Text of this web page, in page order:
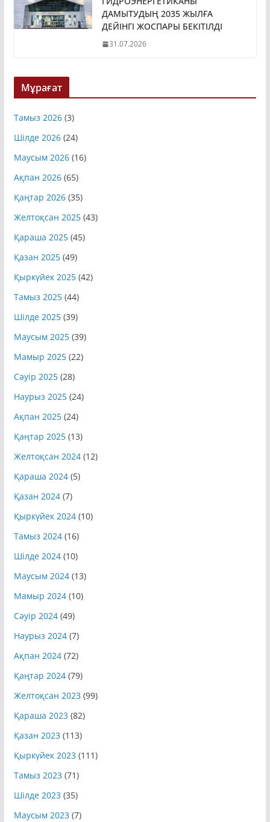
ДАМЫТУДЫҢ 2035 ЖЫЛҒА
ДЕЙІНГІ ЖОСПАРЫ БЕКІТІЛДІ
31.07.2026
Мұрағат
Тамыз 2026(3)
Шілде 2026(24)
Маусым 2026(16)
Ақпан 2026(65)
Қаңтар 2026(35)
Желтоқсан 2025(43)
Қараша 2025(45)
Қазан 2025(49)
Қыркүйек 2025(42)
Тамыз 2025(44)
Шілде 2025(39)
Маусым 2025(39)
Мамыр 2025(22)
Сәуір 2025(28)
Наурыз 2025(24)
Ақпан 2025(24)
Қаңтар 2025(13)
Желтоқсан 2024(12)
Қараша 2024(5)
Қазан 2024(7)
Қыркүйек 2024(10)
Тамыз 2024(16)
Шілде 2024(10)
Маусым 2024(13)
Мамыр 2024(10)
Сәуір 2024(49)
Наурыз 2024(7)
Ақпан 2024(72)
Қаңтар 2024(79)
Желтоқсан 2023 (99)
Қараша 2023 (82)
Қазан 2023 (113)
Қыркүйек 2023 (111)
Тамыз 2023 (71)
Шілде 2023 (35)
Маусым 2023 (7)